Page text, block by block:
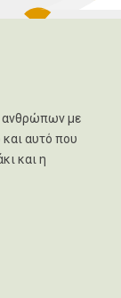
ανθρώπων με
αυτό που
και η